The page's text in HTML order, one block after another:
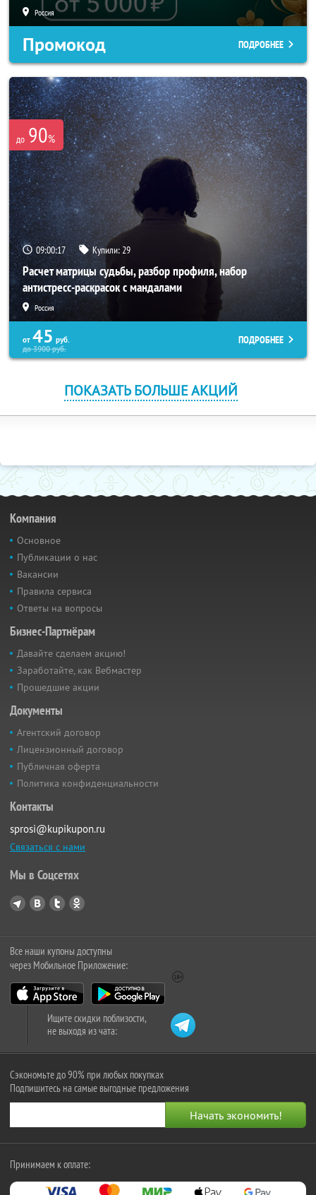
Россия
Промокод ПОДРОБНЕЕ
до 90%
09:00:16 Купили:29
Расчет матрицы судьбы, разбор профиля, набор
антистресс-раскрасок с мандалами
Россия
от 45 руб.
до3900руб.
ПОДРОБНЕЕ
ПОКАЗАТЬ БОЛЬШЕ АКЦИЙ
Компания
Основное
Публикации о нас
Вакансии
Правила сервиса
Ответы на вопросы
Бизнес-Партнёрам
Давайте сделаем акцию!
Заработайте, как Вебмастер
Прошедшие акции
Документы
Агентский договор
Лицензионный договор
Публичная оферта
Политика конфиденциальности
Контакты
sprosi@kupikupon.ru
Связаться с нами
Мы в Соцсетях
Все наши купоны доступны
через Мобильное Приложение:
Ищите скидки поблизости,
не выходя из чата:
Сэкономьте до 90% при любых покупках
Подпишитесь на самые выгодные предложения
Принимаем к оплате: